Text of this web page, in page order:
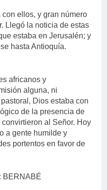
ellos, y gran número
Llegó la noticia de estas
estaba en Jerusalén; y
hasta Antioquía.
africanos y
alguna, ni
Dios estaba con
de la presencia de
al Señor. Hoy
a gente humilde y
portentos en favor de
BERNABÉ